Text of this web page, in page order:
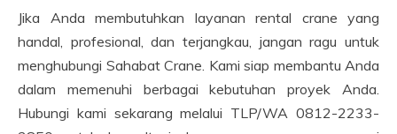
Jika Anda membutuhkan layanan rental crane yang
handal, profesional, dan terjangkau, jangan ragu untuk
menghubungi Sahabat Crane. Kami siap membantu Anda
dalam memenuhi berbagai kebutuhan proyek Anda.
Hubungi kami sekarang melalui TLP/WA 0812-2233-